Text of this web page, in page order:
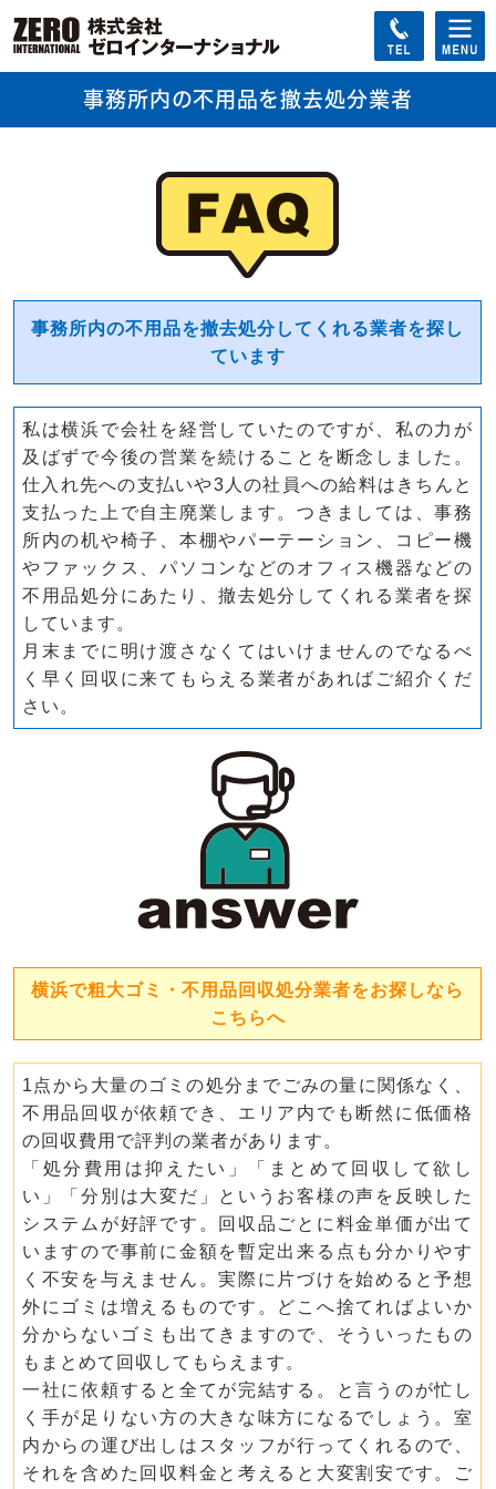
事務所内の不用品を撤去処分業者
事務所内の不用品を撤去処分してくれる業者を探し
ています
私は横浜で会社を経営していたのですが、私の力が
及ばずで今後の営業を続けることを断念しました。
仕入れ先への支払いや3人の社員への給料はきちんと
支払った上で自主廃業します。つきましては、事務
所内の机や椅子、本棚やパーテーション、コピー機
やファックス、パソコンなどのオフィス機器などの
不用品処分にあたり、撤去処分してくれる業者を探
しています。
月末までに明け渡さなくてはいけませんのでなるべ
く早く回収に来てもらえる業者があればご紹介くだ
さい。
横浜で粗大ゴミ・不用品回収処分業者をお探しなら
こちらへ
1点から大量のゴミの処分までごみの量に関係なく、
不用品回収が依頼でき、エリア内でも断然に低価格
の回収費用で評判の業者があります。
「処分費用は抑えたい」「まとめて回収して欲し
い」「分別は大変だ」というお客様の声を反映した
システムが好評です。回収品ごとに料金単価が出て
いますので事前に金額を暫定出来る点も分かりやす
く不安を与えません。実際に片づけを始めると予想
外にゴミは増えるものです。どこへ捨てればよいか
分からないゴミも出てきますので、そういったもの
もまとめて回収してもらえます。
一社に依頼すると全てが完結する。と言うのが忙し
く手が足りない方の大きな味方になるでしょう。室
内からの運び出しはスタッフが行ってくれるので、
それを含めた回収料金と考えると大変割安です。ご